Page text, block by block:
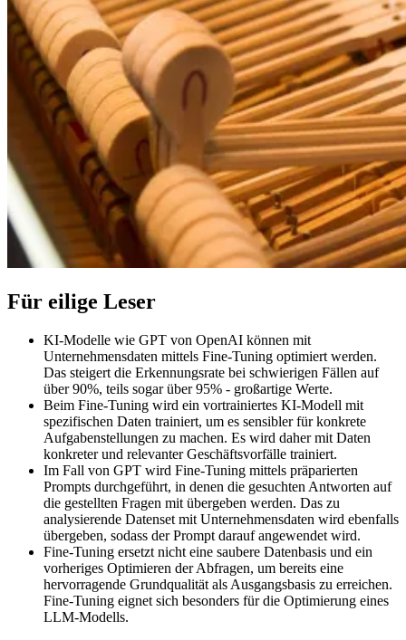
Für eilige Leser
KI-Modelle wie GPT von OpenAI können mit
Unternehmensdaten mittels Fine-Tuning optimiert werden.
Das steigert die Erkennungsrate bei schwierigen Fällen auf
über 90%, teils sogar über 95% - großartige Werte.
Beim Fine-Tuning wird ein vortrainiertes KI-Modell mit
spezifischen Daten trainiert, um es sensibler für konkrete
Aufgabenstellungen zu machen. Es wird daher mit Daten
konkreter und relevanter Geschäftsvorfälle trainiert.
Im Fall von GPT wird Fine-Tuning mittels präparierten
Prompts durchgeführt, in denen die gesuchten Antworten auf
die gestellten Fragen mit übergeben werden. Das zu
analysierende Datenset mit Unternehmensdaten wird ebenfalls
übergeben, sodass der Prompt darauf angewendet wird.
Fine-Tuning ersetzt nicht eine saubere Datenbasis und ein
vorheriges Optimieren der Abfragen, um bereits eine
hervorragende Grundqualität als Ausgangsbasis zu erreichen.
Fine-Tuning eignet sich besonders für die Optimierung eines
LLM-Modells.